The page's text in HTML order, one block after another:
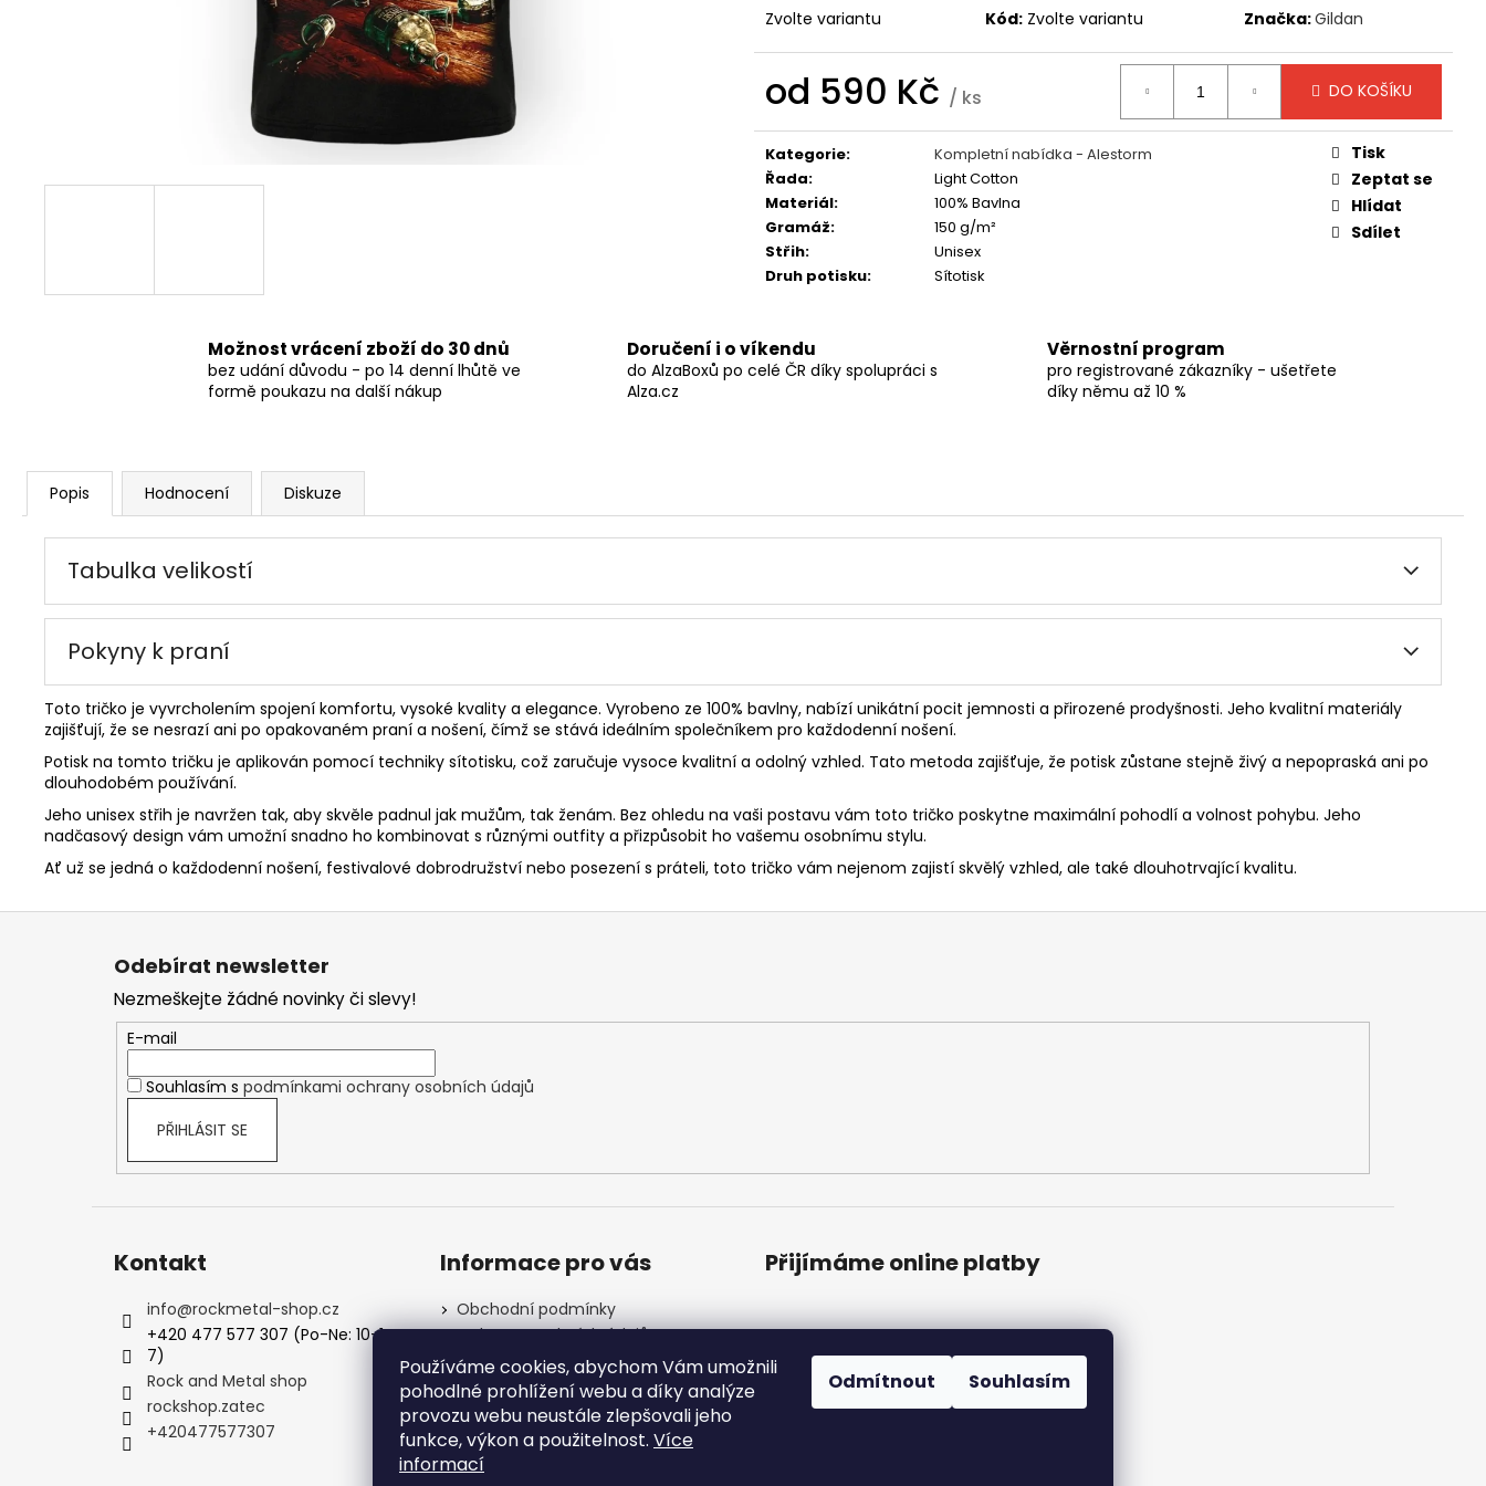
Používáme cookies, abychom Vám umožnili
pohodlné prohlížení webu a díky analýze
provozu webu neustále zlepšovali jeho
funkce, výkon a použitelnost. Více
informací
Odmítnout Souhlasím
Zvolte variantu Kód: Zvolte variantu Značka:Gildan
od 590 Kč / ks
cena:
DO KOŠÍKU
Kategorie:
Kompletní nabídka - Alestorm
Řada:
Light Cotton
Materiál:
100% Bavlna
Gramáž:
150 g/m²
Střih:
Unisex
Druh potisku: Sítotisk
Tisk
Zeptat se
Hlídat
Sdílet
Možnost vrácení zboží do 30 dnů
bez udání důvodu - po 14 denní lhůtě ve
formě poukazu na další nákup
Doručení i o víkendu
do AlzaBoxů po celé ČR díky spolupráci s
Alza.cz
Věrnostní program
pro registrované zákazníky - ušetřete
díky němu až 10 %
Popis Hodnocení Diskuze
Tabulka velikostí
Pokyny k praní
Toto tričko je vyvrcholením spojení komfortu, vysoké kvality a elegance. Vyrobeno ze 100% bavlny, nabízí unikátní pocit jemnosti a přirozené prodyšnosti. Jeho kvalitní materiály
zajišťují, že se nesrazí ani po opakovaném praní a nošení, čímž se stává ideálním společníkem pro každodenní nošení.
Potisk na tomto tričku je aplikován pomocí techniky sítotisku, což zaručuje vysoce kvalitní a odolný vzhled. Tato metoda zajišťuje, že potisk zůstane stejně živý a nepopraská ani po
dlouhodobém používání.
Jeho unisex střih je navržen tak, aby skvěle padnul jak mužům, tak ženám. Bez ohledu na vaši postavu vám toto tričko poskytne maximální pohodlí a volnost pohybu. Jeho
nadčasový design vám umožní snadno ho kombinovat s různými outfity a přizpůsobit ho vašemu osobnímu stylu.
Ať už se jedná o každodenní nošení, festivalové dobrodružství nebo posezení s práteli, toto tričko vám nejenom zajistí skvělý vzhled, ale také dlouhotrvající kvalitu.
590 Kč
490 Kč
Z
Odebírat newsletter
Nezmeškejte žádné novinky či slevy!
E-mail
Souhlasím s podmínkami ochrany osobních údajů
PŘIHLÁSIT SE
Kontakt
info@rockmetal-shop.cz
+420 477 577 307 (Po-Ne: 10-1
7)
Rock and Metal shop
rockshop.zatec
+420477577307
Informace pro vás
Obchodní podmínky
Ochrana osobních údajů
Podmínky věrnostního programu
Kalendář akcí
FAQ - Nejčastější dotazy
Kontakty
Přijímáme online platby